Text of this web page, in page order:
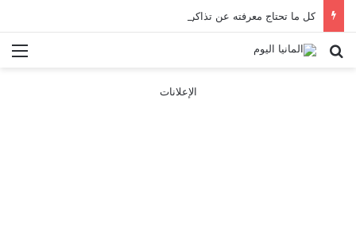
كل ما تحتاج معرفته عن تذاكر ووسائل النقل في باريس 2025
بحث عن
الإعلانات